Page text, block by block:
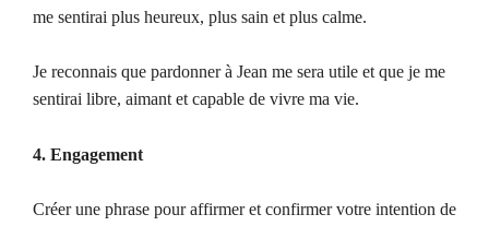
me sentirai plus heureux, plus sain et plus calme.
Je reconnais que pardonner à Jean me sera utile et que je me
sentirai libre, aimant et capable de vivre ma vie.
4. Engagement
Créer une phrase pour affirmer et confirmer votre intention de